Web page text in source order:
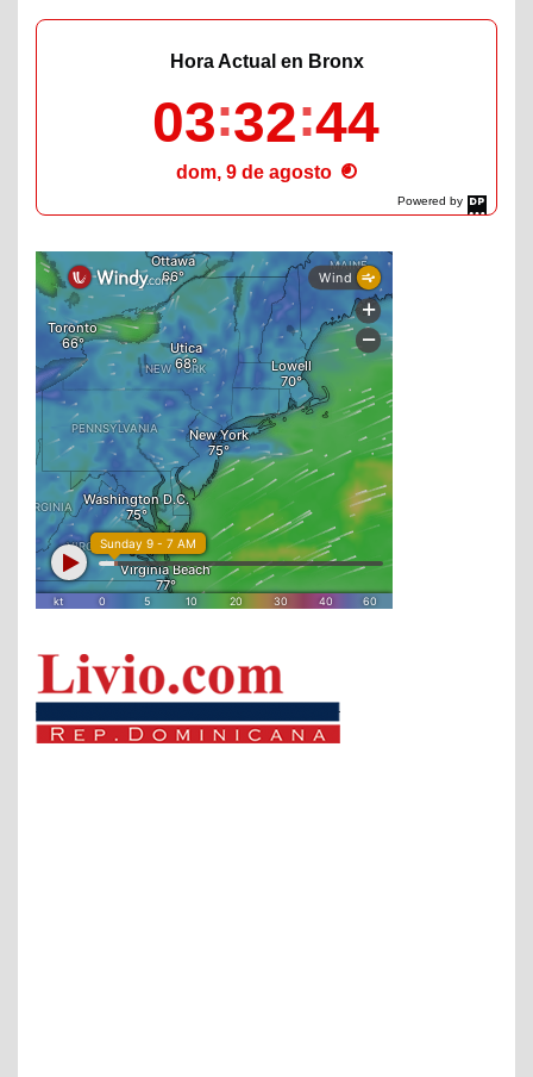
Powered by
DaysPedia.com
Hora Actual en Bronx
03 32 45
dom, 9 de agosto